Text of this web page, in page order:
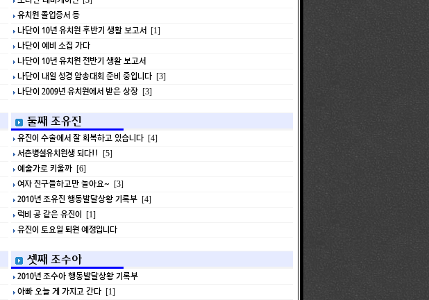
유치원 졸업증서 등
나단이 10년 유치원 후반기 생활 보고서 [1]
나단이 예비 소집 가다
나단이 10년 유치원 전반기 생활 보고서
나단이 내일 성경 암송대회 준비 중입니다 [3]
나단이 2009년 유치원에서 받은 상장 [3]
둘째 조유진
유진이 수술에서 잘 회복하고 있습니다 [4]
서촌병설유치원생 되다!! [5]
예술가로 키울까 [6]
여자 친구들하고만 놀아요~ [3]
2010년 조유진 행동발달상황 기록부 [4]
럭비 공 같은 유진이 [1]
유진이 토요일 퇴원 예정입니다
셋째 조수아
2010년 조수아 행동발달상황 기록부
아빠 오늘 게 가지고 간다 [1]